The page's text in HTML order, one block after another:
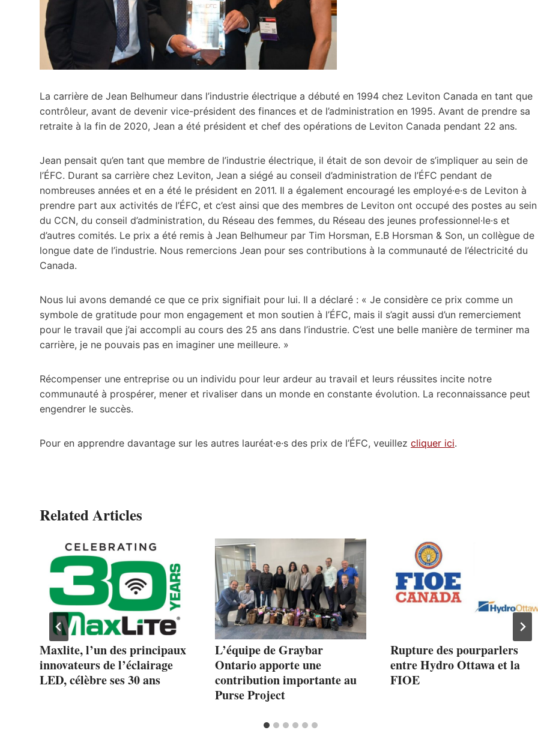
La carrière de Jean Belhumeur dans l’industrie électrique a débuté en 1994 chez Leviton Canada en tant que
contrôleur, avant de devenir vice-président des finances et de l’administration en 1995. Avant de prendre sa
retraite à la fin de 2020, Jean a été président et chef des opérations de Leviton Canada pendant 22 ans.
Jean pensait qu’en tant que membre de l’industrie électrique, il était de son devoir de s’impliquer au sein de
l’ÉFC. Durant sa carrière chez Leviton, Jean a siégé au conseil d’administration de l’ÉFC pendant de
nombreuses années et en a été le président en 2011. Il a également encouragé les employé·e·s de Leviton à
prendre part aux activités de l’ÉFC, et c’est ainsi que des membres de Leviton ont occupé des postes au sein
du CCN, du conseil d’administration, du Réseau des femmes, du Réseau des jeunes professionnel·le·s et
d’autres comités. Le prix a été remis à Jean Belhumeur par Tim Horsman, E.B Horsman & Son, un collègue de
longue date de l’industrie. Nous remercions Jean pour ses contributions à la communauté de l’électricité du
Canada.
Nous lui avons demandé ce que ce prix signifiait pour lui. Il a déclaré : « Je considère ce prix comme un
symbole de gratitude pour mon engagement et mon soutien à l’ÉFC, mais il s’agit aussi d’un remerciement
pour le travail que j’ai accompli au cours des 25 ans dans l’industrie. C’est une belle manière de terminer ma
carrière, je ne pouvais pas en imaginer une meilleure. »
Récompenser une entreprise ou un individu pour leur ardeur au travail et leurs réussites incite notre
communauté à prospérer, mener et rivaliser dans un monde en constante évolution. La reconnaissance peut
engendrer le succès.
Pour en apprendre davantage sur les autres lauréat·e·s des prix de l’ÉFC, veuillez cliquer ici.
Related Articles
Maxlite, l’un des principaux
innovateurs de l’éclairage
LED, célèbre ses 30 ans
L’équipe de Graybar
Ontario apporte une
contribution importante au
Purse Project
Rupture des pourparlers
entre Hydro Ottawa et la
FIOE